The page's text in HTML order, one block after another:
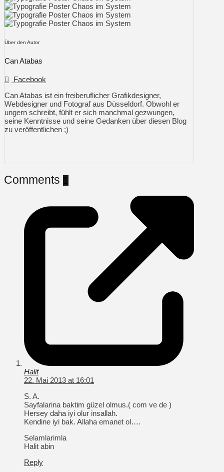
Über den Autor
Can Atabas
Facebook
Can Atabas ist ein freiberuflicher Grafikdesigner,
Webdesigner und Fotograf aus Düsseldorf. Obwohl er
ungern schreibt, fühlt er sich manchmal gezwungen,
seine Kenntnisse und seine Gedanken über diesen Blog
zu veröffentlichen ;)
Comments
Halit
22. Mai 2013 at 16:01
S. A.
Sayfalarina baktim güzel olmus.( com ve de )
Hersey daha iyi olur insallah.
Kendine iyi bak. Allaha emanet ol….
Selamlarimla
Halit abin
Reply